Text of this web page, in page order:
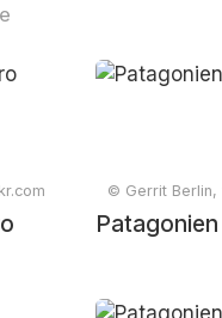
© Gerrit Berlin,
Patagonien